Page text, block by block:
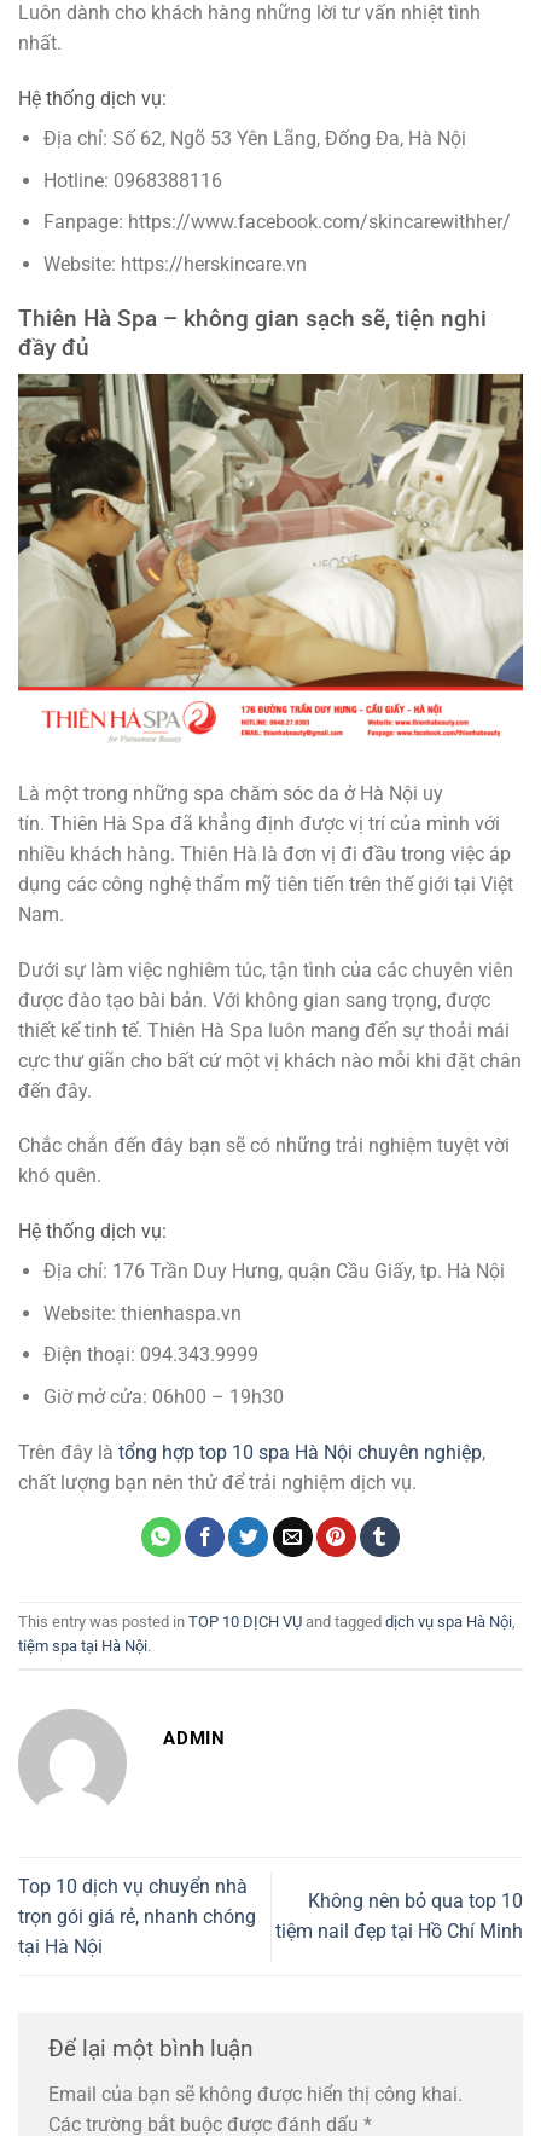
Luôn dành cho khách hàng những lời tư vấn nhiệt tình
nhất.
Hệ thống dịch vụ:
Địa chỉ: Số 62, Ngõ 53 Yên Lãng, Đống Đa, Hà Nội
Hotline: 0968388116
Fanpage: https://www.facebook.com/skincarewithher/
Website: https://herskincare.vn
Thiên Hà Spa – không gian sạch sẽ, tiện nghi
đầy đủ
Là một trong những spa chăm sóc da ở Hà Nội uy
tín. Thiên Hà Spa đã khẳng định được vị trí của mình với
nhiều khách hàng. Thiên Hà là đơn vị đi đầu trong việc áp
dụng các công nghệ thẩm mỹ tiên tiến trên thế giới tại Việt
Nam.
Dưới sự làm việc nghiêm túc, tận tình của các chuyên viên
được đào tạo bài bản. Với không gian sang trọng, được
thiết kế tinh tế. Thiên Hà Spa luôn mang đến sự thoải mái
cực thư giãn cho bất cứ một vị khách nào mỗi khi đặt chân
đến đây.
Chắc chắn đến đây bạn sẽ có những trải nghiệm tuyệt vời
khó quên.
Hệ thống dịch vụ:
Địa chỉ: 176 Trần Duy Hưng, quận Cầu Giấy, tp. Hà Nội
Website: thienhaspa.vn
Điện thoại: 094.343.9999
Giờ mở cửa: 06h00 – 19h30
Trên đây là tổng hợp top 10 spa Hà Nội chuyên nghiệp,
chất lượng bạn nên thử để trải nghiệm dịch vụ.
This entry was posted in TOP 10 DỊCH VỤ and tagged dịch vụ spa Hà Nội,
tiệm spa tại Hà Nội.
ADMIN
Top 10 dịch vụ chuyển nhà
trọn gói giá rẻ, nhanh chóng
tại Hà Nội
Không nên bỏ qua top 10
tiệm nail đẹp tại Hồ Chí Minh
Để lại một bình luận
Email của bạn sẽ không được hiển thị công khai.
Các trường bắt buộc được đánh dấu *